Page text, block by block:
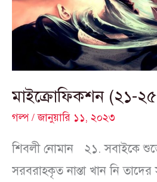
মাইক্রোফিকশন (২১-
গল্প/জানুয়ারি ১১, ২০২৩
শিবলী নোমান ২১. সবাইকে
সরবরাহকৃত নাস্তা খান নি তাদের